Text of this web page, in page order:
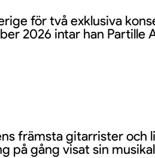
för två exklusiva
2026 intar han Partille
främsta gitarrister och
på gång visat sin